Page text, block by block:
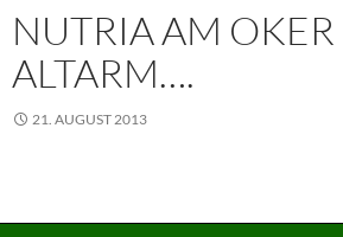
NUTRIA AM OKER
ALTARM….
21. AUGUST 2013